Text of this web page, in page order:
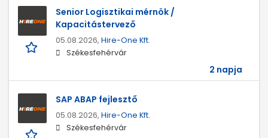
Senior Logisztikai mérnök /
Kapacitástervező
05.08.2026, Hire-One Kft.
Székesfehérvár
2 napja
SAP ABAP fejlesztő
05.08.2026, Hire-One Kft.
Székesfehérvár